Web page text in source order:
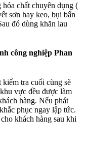
chất chuyên dụng (
sơn hay keo, bụi bẩn
đó dùng khăn lau
công nghiệp Phan
kiểm tra cuối cùng sẽ
vực đều được làm
hàng. Nếu phát
phục ngay lập tức.
khách hàng sau khi